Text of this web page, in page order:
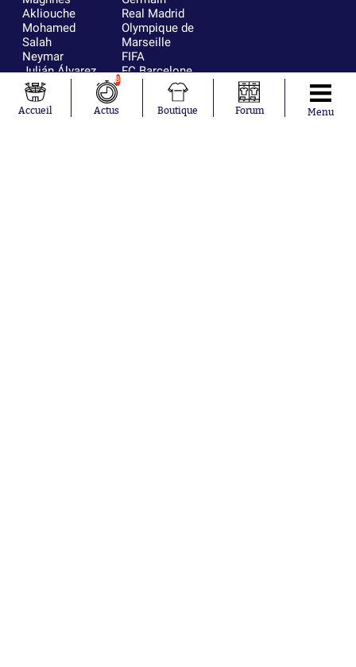
Akliouche
Mohamed
Salah
Neymar
Julián Álvarez
Ferrán Torres
Kilian Corredor
Franco
Real Madrid
Olympique de
Marseille
FIFA
FC Barcelone
Argentine
Olympique
lyonnais
Accueil
8
Actus Boutique Forum Menu